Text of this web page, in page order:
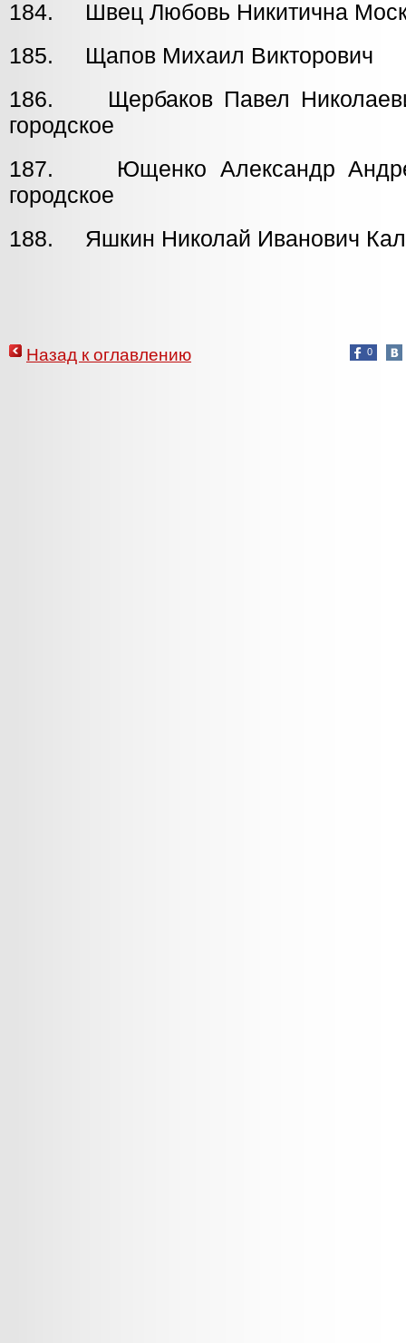
184. Швец Любовь Никитична
185. Щапов Михаил
186. Щербаков Павел
городское
187. Ющенко Александр
городское
188. Яшкин Николай Иванович
0
Назад к оглавлению